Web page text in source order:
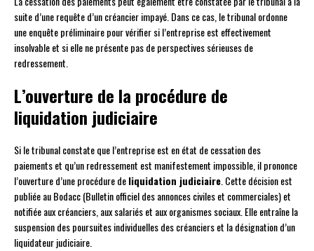
suite d’une requête d’un créancier impayé. Dans ce cas, le tribunal ordonne
une enquête préliminaire pour vérifier si l’entreprise est effectivement
insolvable et si elle ne présente pas de perspectives sérieuses de
redressement.
L’ouverture de la procédure de
liquidation judiciaire
Si le tribunal constate que l’entreprise est en état de cessation des
paiements et qu’un redressement est manifestement impossible, il prononce
l’ouverture d’une procédure deliquidation judiciaire. Cette décision est
publiée au Bodacc (Bulletin officiel des annonces civiles et commerciales) et
notifiée aux créanciers, aux salariés et aux organismes sociaux. Elle entraîne la
suspension des poursuites individuelles des créanciers et la désignation d’un
liquidateur judiciaire.